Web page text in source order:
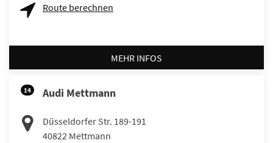
Route berechnen
MEHR INFOS
14 Audi Mettmann
Düsseldorfer Str. 189-191
40822 Mettmann